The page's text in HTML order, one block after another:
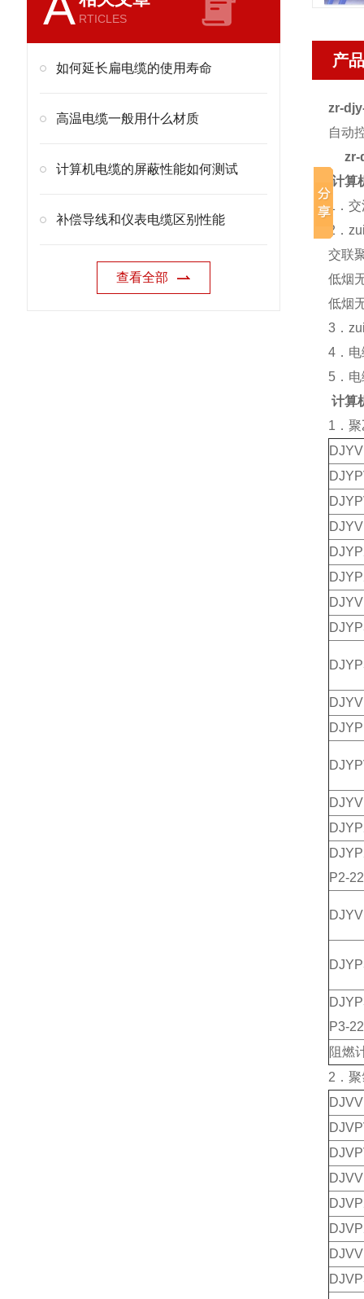
RTICLES
如何延长扁电缆的使用寿命
高温电缆一般用什么材质
计算机电缆的屏蔽性能如何测试
补偿导线和仪表电缆区别性能
查看全部
产
zr-
自动
zr-
计算
1．
2．
交联
低烟
低烟
3．
4．
5．
计算
1．
P2-22
P3-22
阻燃
2．